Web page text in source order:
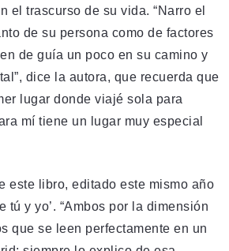
el trascurso de su vida. “Narro el
de su persona como de factores
de guía un poco en su camino y
dice la autora, que recuerda que
lugar donde viajé sola para
mí tiene un lugar muy especial
este libro, editado este mismo año
tú y yo’. “Ambos por la dimensión
que se leen perfectamente en un